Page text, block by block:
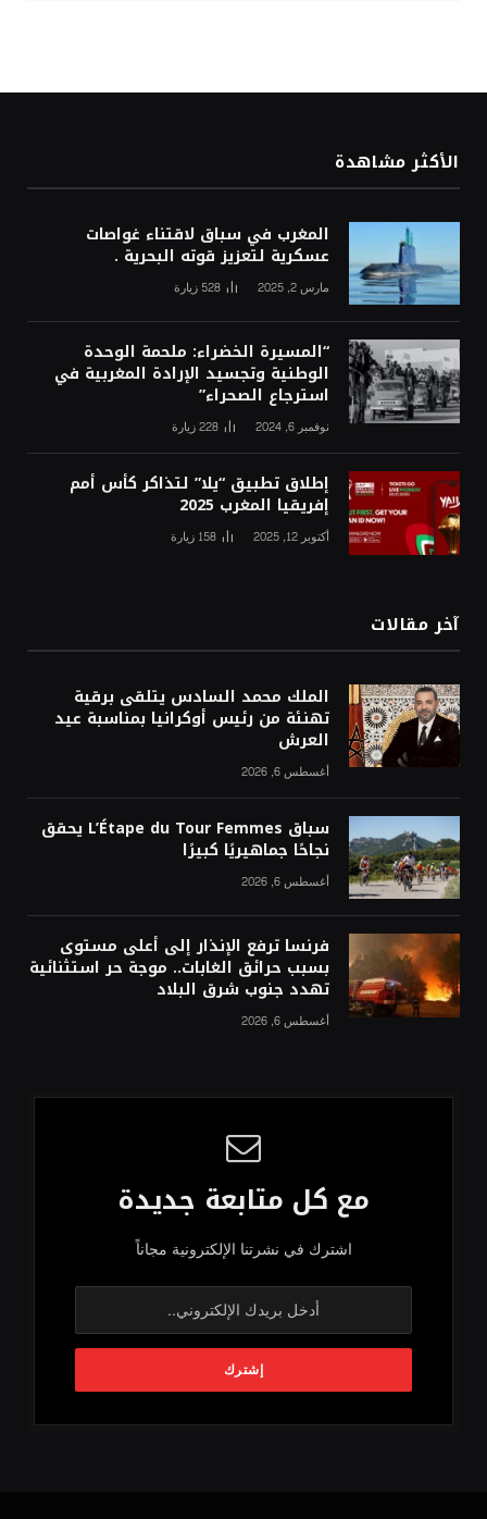
الأكثر مشاهدة
المغرب في سباق لاقتناء غواصات
عسكرية لتعزيز قوته البحرية .
مارس 2, 2025 528 زيارة
“المسيرة الخضراء: ملحمة الوحدة
الوطنية وتجسيد الإرادة المغربية في
استرجاع الصحراء”
نوفمبر 6, 2024 228زيارة
إطلاق تطبيق “يلا” لتذاكر كأس أمم
إفريقيا المغرب 2025
أكتوبر 12, 2025 158 زيارة
آخر مقالات
الملك محمد السادس يتلقى برقية
تهنئة من رئيس أوكرانيا بمناسبة عيد
العرش
أغسطس 6, 2026
سباق L’Étape du Tour Femmes يحقق
نجاحًا جماهيريًا كبيرًا
أغسطس 6, 2026
فرنسا ترفع الإنذار إلى أعلى مستوى
بسبب حرائق الغابات.. موجة حر استثنائية
تهدد جنوب شرق البلاد
أغسطس 6, 2026
مع كل متابعة جديدة
اشترك في نشرتنا الإلكترونية مجاناً